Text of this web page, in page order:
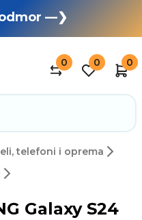
odmor —❯
RASPRODAJA —❯
0 0 0
telefoni i oprema
Galaxy S24